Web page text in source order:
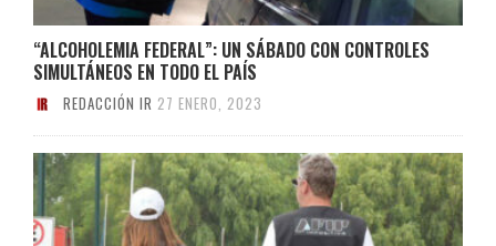
“ALCOHOLEMIA FEDERAL”: UN SÁBADO CON CONTROLES
SIMULTÁNEOS EN TODO EL PAÍS
REDACCIÓN IR 27 ENERO, 2023